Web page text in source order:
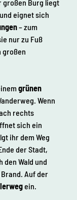
großen Burg liegt
eignet sich
– zum
nur zu Fuß
großen
grünen
Wenn
rechts
sich ein
ihr dem Weg
der Stadt,
Wald und
Auf der
ein.